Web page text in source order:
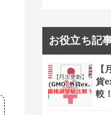
お役立ち記
【
貨
較！